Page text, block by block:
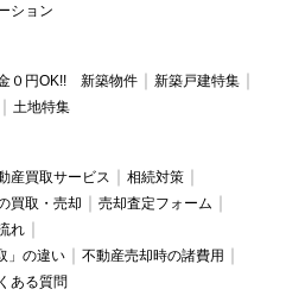
ション
０円OK!! 新築物件
新築戸建特集
土地特集
産買取サービス
相続対策
買取・売却
売却査定フォーム
れ
」の違い
不動産売却時の諸費用
ある質問